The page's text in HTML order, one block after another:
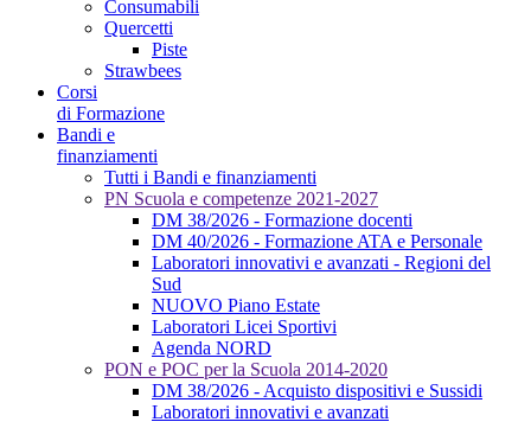
Consumabili
Quercetti
Piste
Strawbees
Corsi
di Formazione
Bandi e
finanziamenti
Tutti i Bandi e finanziamenti
PN Scuola e competenze 2021-2027
DM 38/2026 - Formazione docenti
DM 40/2026 - Formazione ATA e Personale
Laboratori innovativi e avanzati - Regioni del
Sud
NUOVO Piano Estate
Laboratori Licei Sportivi
Agenda NORD
PON e POC per la Scuola 2014-2020
DM 38/2026 - Acquisto dispositivi e Sussidi
Laboratori innovativi e avanzati